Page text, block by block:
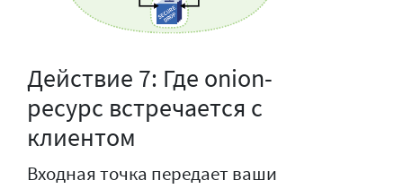
Действие 7: Где onion-
ресурс встречается с
клиентом
Входная точка передает ваши